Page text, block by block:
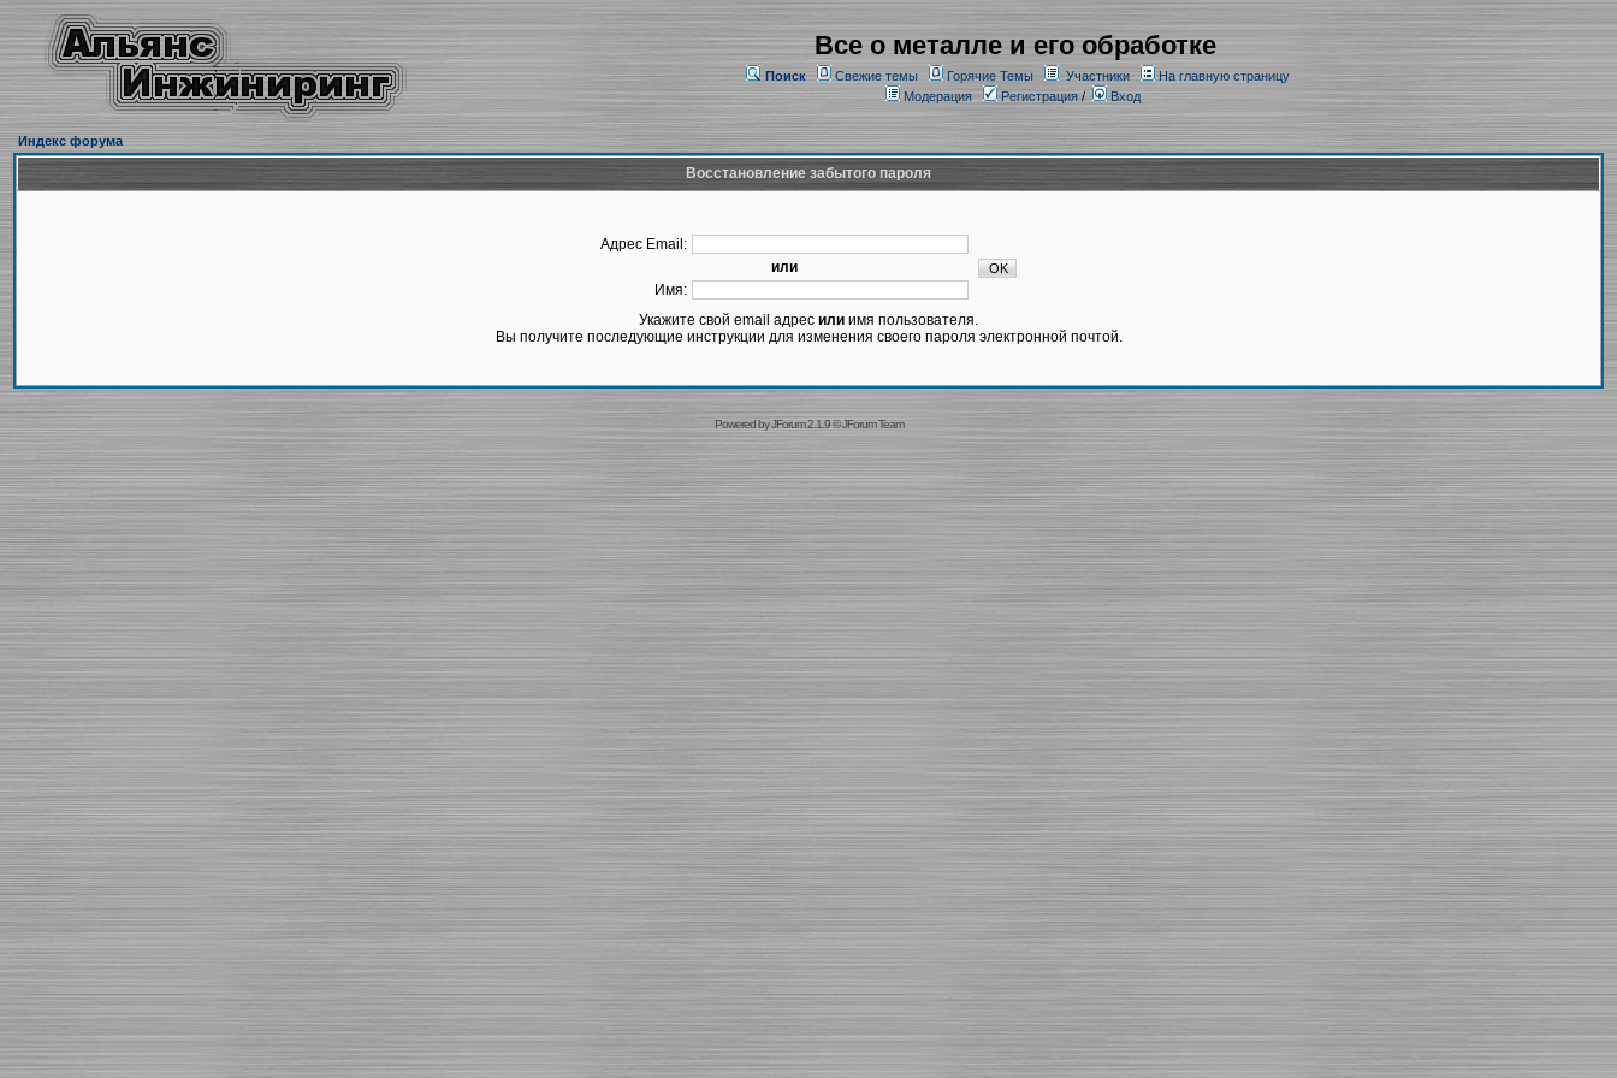
Все о металле и его обработке
Поиск Свежие темы Горячие Темы Участники
На главную страницу
Модерация
Регистрация/ Вход
Индекс форума
Восстановление забытого пароля
Адрес Email:
или
Имя:
Укажите свой email адрес или имя пользователя.
Вы получите последующие инструкции для изменения своего пароля электронной почтой.
Powered byJForum 2.1.9©JForum Team